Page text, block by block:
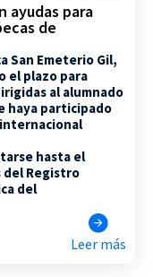
ayudas para
de
San Emeterio Gil,
el plazo para
al alumnado
haya participado
hasta el
del Registro
del
Leer más